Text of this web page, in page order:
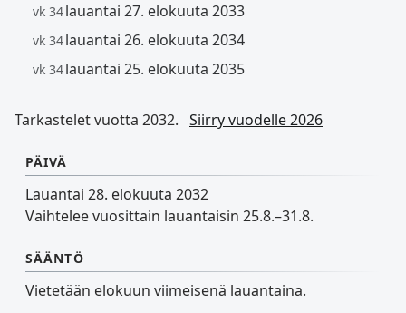
vk 34lauantai 27. elokuuta 2033
vk 34lauantai 26. elokuuta 2034
vk 34lauantai 25. elokuuta 2035
Tarkastelet vuotta 2032. Siirry vuodelle 2026
PÄIVÄ
Lauantai 28. elokuuta 2032
Vaihtelee vuosittain lauantaisin 25.8.–31.8.
SÄÄNTÖ
Vietetään elokuun viimeisenä lauantaina.